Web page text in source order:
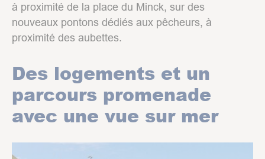
à proximité de la place du Minck, sur des
nouveaux pontons dédiés aux pêcheurs, à
proximité des aubettes.
Des logements et un
parcours promenade
avec une vue sur mer